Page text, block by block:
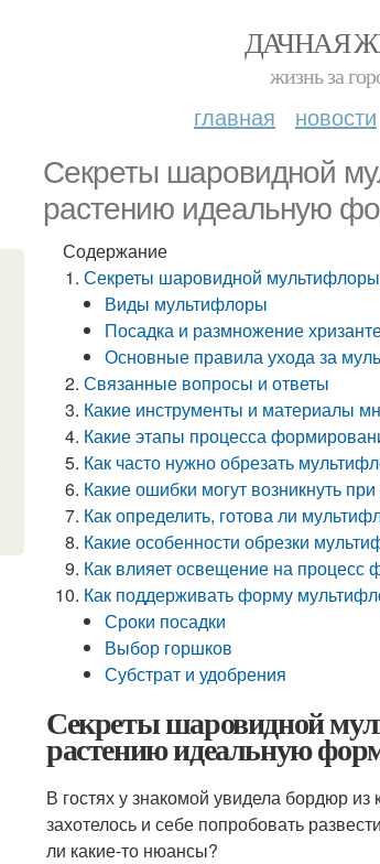
ДАЧНАЯ
жизнь за
главная новости
Секреты шаровидной
растению идеальную
Содержание
Секреты шаровидной
Виды мультифлоры
Посадка и размножение
Основные правила ухода за
Связанные вопросы и ответы
Какие инструменты и материалы
Какие этапы процесса
Как часто нужно обрезать
Какие ошибки могут возникнуть
Как определить, готова ли
Какие особенности обрезки
Как влияет освещение на
Как поддерживать форму
Сроки посадки
Выбор горшков
Субстрат и удобрения
Секреты шаровидной
растению идеальную
В гостях у знакомой увидела бордюр из
захотелось и себе попробовать
ли какие-то нюансы?